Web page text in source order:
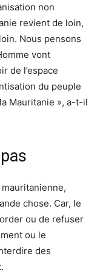
non
revient de loin,
Nous pensons
vont
de l’espace
du peuple
Mauritanie », a-t-il
chose. Car, le
ou de refuser
ou le
des